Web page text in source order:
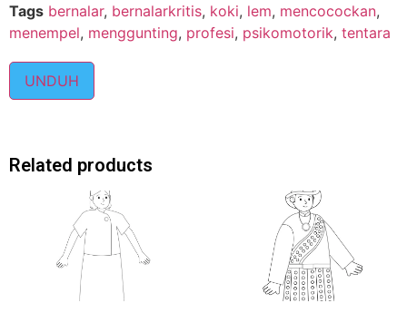
Tags bernalar, bernalarkritis, koki, lem, mencocockan,
menempel, menggunting, profesi, psikomotorik, tentara
UNDUH
Related products